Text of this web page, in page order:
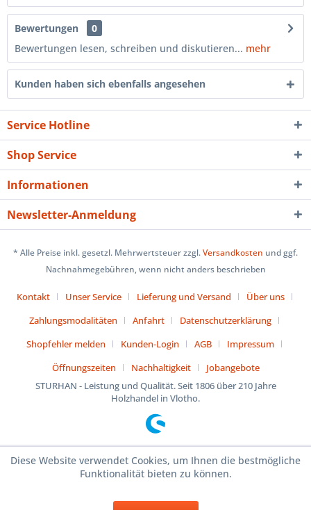
Bewertungen
0
Bewertungen lesen, schreiben und diskutieren... mehr
Kunden haben sich ebenfalls angesehen
Service Hotline
Shop Service
Informationen
Newsletter-Anmeldung
* Alle Preise inkl. gesetzl. Mehrwertsteuer zzgl.Versandkosten und ggf.
Nachnahmegebühren, wenn nicht anders beschrieben
Kontakt Unser Service Lieferung und Versand
Über uns
Zahlungsmodalitäten
Anfahrt
Datenschutzerklärung
Shopfehler melden
Kunden-Login AGB
Impressum
Öffnungszeiten
Nachhaltigkeit
Jobangebote
STURHAN - Leistung und Qualität. Seit 1806 über 210 Jahre
Holzhandel in Vlotho.
Diese Website verwendet Cookies, um Ihnen die bestmögliche
Funktionalität bieten zu können.